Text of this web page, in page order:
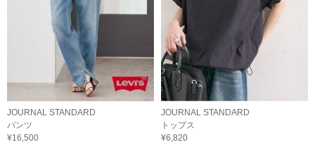
JOURNAL STANDARD
パンツ
¥16,500
JOURNAL STANDARD
トップス
¥6,820